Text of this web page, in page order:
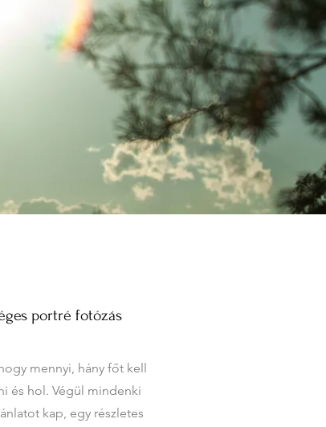
portré fotózás
mennyi, hány főt kell
és hol. Végül mindenki
kap, egy részletes